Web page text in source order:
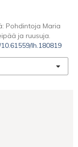
Pohdintoja Maria
ja ruusuja.
lh.180819